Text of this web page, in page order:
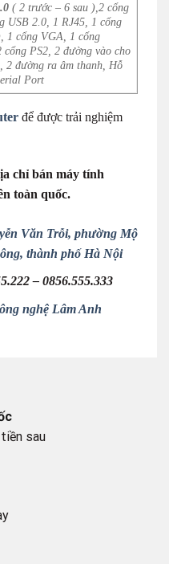
( 2 trước – 6 sau ),2 cổng
USB 2.0, 1 RJ45, 1 cổng
1 cổng VGA, 1 cổng
PS2, 2 đường vào cho
2 đường ra âm thanh, Hỗ
Port
để được trải nghiệm
chỉ bán máy tính
toàn quốc.
Văn Trỗi, phường Mộ
thành phố Hà Nội
– 0856.555.333
nghệ Lâm Anh
sau